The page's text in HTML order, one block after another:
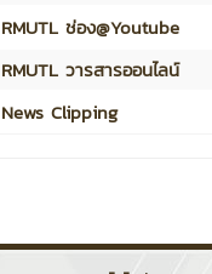
RMUTL ช่อง@Youtube
RMUTL วารสารออนไลน์
News Clipping